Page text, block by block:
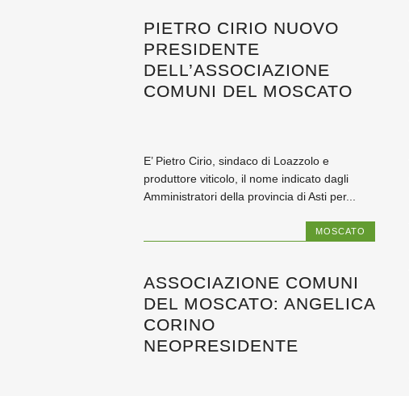
PIETRO CIRIO NUOVO
PRESIDENTE
DELL’ASSOCIAZIONE
COMUNI DEL MOSCATO
E’ Pietro Cirio, sindaco di Loazzolo e
produttore viticolo, il nome indicato dagli
Amministratori della provincia di Asti per...
MOSCATO
ASSOCIAZIONE COMUNI
DEL MOSCATO: ANGELICA
CORINO
NEOPRESIDENTE